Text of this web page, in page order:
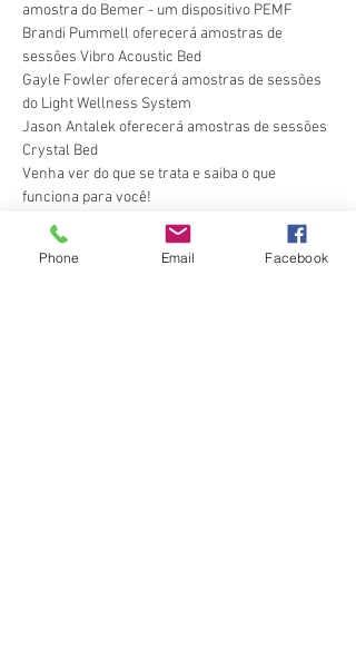
amostra do Bemer - um dispositivo PEMF
Brandi Pummell oferecerá amostras de
sessões Vibro Acoustic Bed
Gayle Fowler oferecerá amostras de sessões
do Light Wellness System
Jason Antalek oferecerá amostras de sessões
Crystal Bed
Venha ver do que se trata e saiba o que
funciona para você!
Sessão de US$ 25/20 minutos.
Mostrar mais
Phone Email Facebook